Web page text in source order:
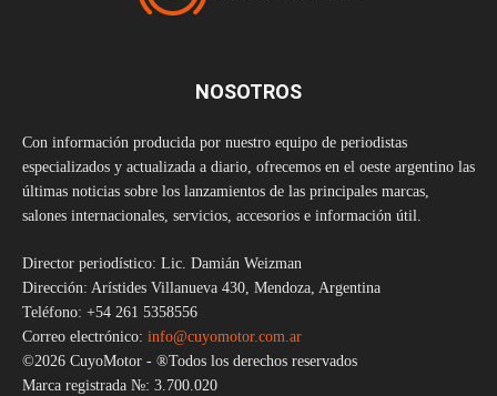
NOSOTROS
Con información producida por nuestro equipo de periodistas
especializados y actualizada a diario, ofrecemos en el oeste argentino las
últimas noticias sobre los lanzamientos de las principales marcas,
salones internacionales, servicios, accesorios e información útil.
Director periodístico: Lic. Damián Weizman
Dirección: Arístides Villanueva 430, Mendoza, Argentina
Teléfono: +54 261 5358556
Correo electrónico: info@cuyomotor.com.ar
©2026 CuyoMotor - ®Todos los derechos reservados
Marca registrada №: 3.700.020